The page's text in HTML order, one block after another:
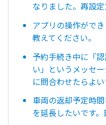
なりました。再設定
アプリの操作がで
教えてください。
予約手続き中に「
い」というメッセ
に問合わせたらよ
車両の返却予定時
を延長したいです。